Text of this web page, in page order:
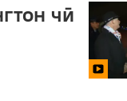
чӣ